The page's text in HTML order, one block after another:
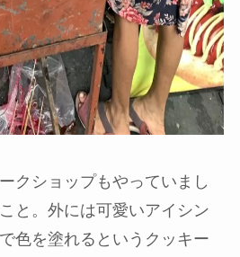
クショップもやっていまし
と。外には可愛いアイシン
色を塗れるというクッキー